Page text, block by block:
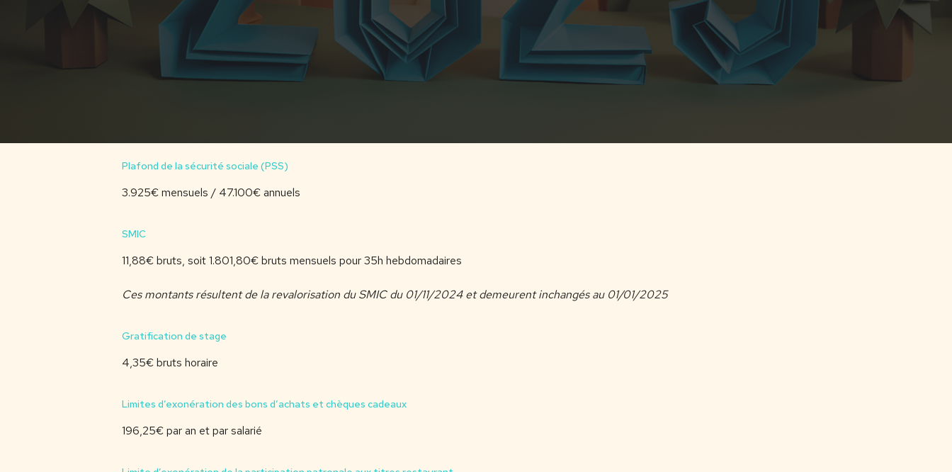
Plafond de la sécurité sociale (PSS)
3.925€ mensuels / 47.100€ annuels
SMIC
11,88€ bruts, soit 1.801,80€ bruts mensuels pour 35h hebdomadaires
Ces montants résultent de la revalorisation du SMIC du 01/11/2024 et demeurent inchangés au 01/01/2025
Gratification de stage
4,35€ bruts horaire
Limites d’exonération des bons d’achats et chèques cadeaux
196,25€ par an et par salarié